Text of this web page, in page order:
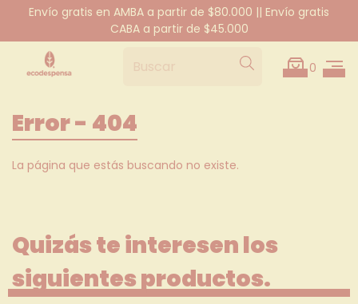
Envío gratis en AMBA a partir de $80.000 || Envío gratis
CABA a partir de $45.000
0
Error - 404
La página que estás buscando no existe.
Quizás te interesen los
siguientes productos.